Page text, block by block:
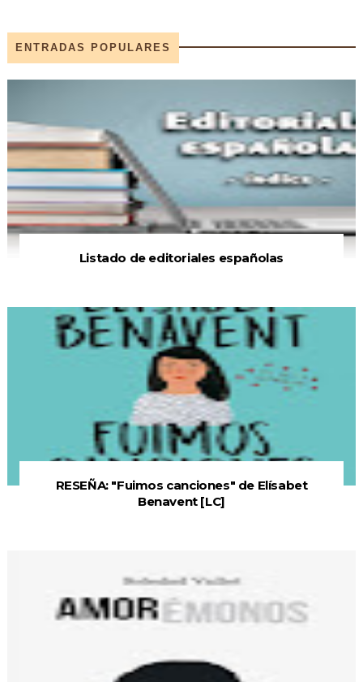
ENTRADAS POPULARES
Listado de editoriales españolas
RESEÑA: "Fuimos canciones" de Elísabet
Benavent [LC]